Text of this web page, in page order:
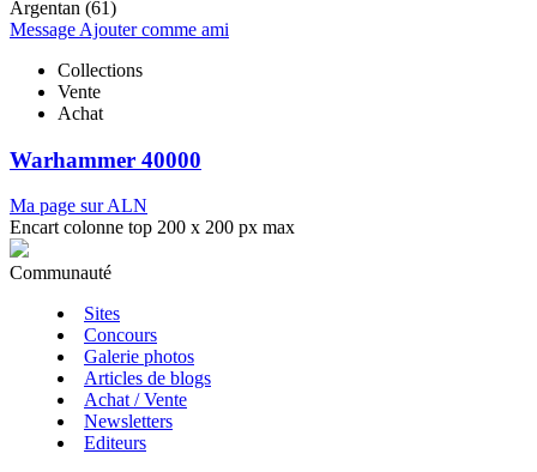
Argentan (61)
Message Ajouter comme ami
Collections
Vente
Achat
Warhammer 40000
Ma page sur ALN
Encart colonne top 200 x 200 px max
Communauté
Sites
Concours
Galerie photos
Articles de blogs
Achat / Vente
Newsletters
Editeurs